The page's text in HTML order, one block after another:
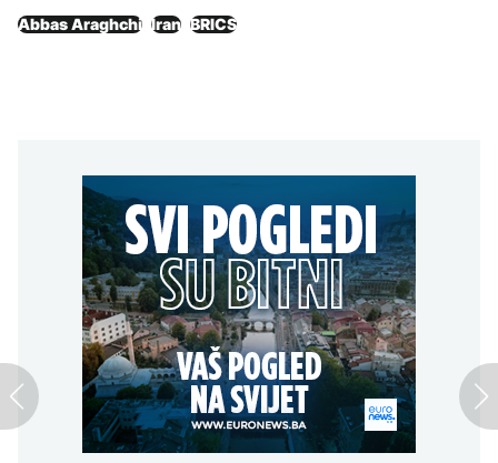
Abbas Araghchi Iran BRICS